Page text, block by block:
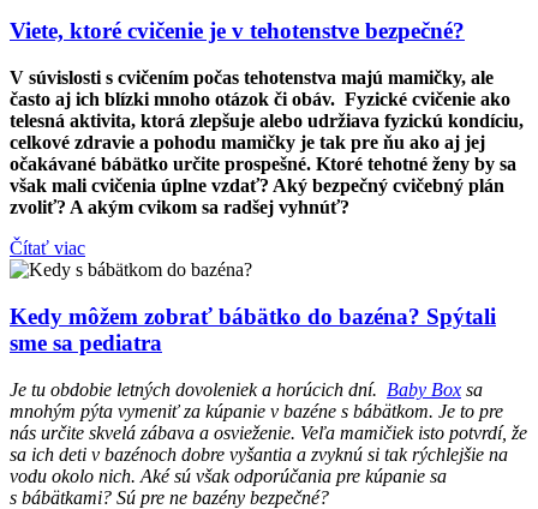
Viete, ktoré cvičenie je v tehotenstve bezpečné?
V súvislosti s cvičením počas tehotenstva majú mamičky, ale
často aj ich blízki mnoho otázok či obáv. Fyzické cvičenie ako
telesná aktivita, ktorá zlepšuje alebo udržiava fyzickú kondíciu,
celkové zdravie a pohodu mamičky je tak pre ňu ako aj jej
očakávané bábätko určite prospešné. Ktoré tehotné ženy by sa
však mali cvičenia úplne vzdať? Aký bezpečný cvičebný plán
zvoliť? A akým cvikom sa radšej vyhnúť?
Čítať viac
Kedy môžem zobrať bábätko do bazéna? Spýtali
sme sa pediatra
Je tu obdobie letných dovoleniek a horúcich dní. Baby Box sa
mnohým pýta vymeniť za kúpanie v bazéne s bábätkom. Je to pre
nás určite skvelá zábava a osvieženie. Veľa mamičiek isto potvrdí, že
sa ich deti v bazénoch dobre vyšantia a zvyknú si tak rýchlejšie na
vodu okolo nich. Aké sú však odporúčania pre kúpanie sa
s bábätkami? Sú pre ne bazény bezpečné?